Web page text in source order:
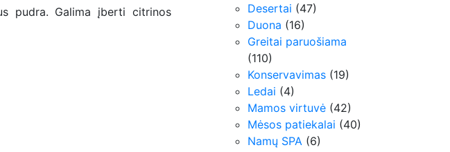
pudra. Galima įberti citrinos
Desertai (47)
Duona (16)
Greitai paruošiama
(110)
Konservavimas (19)
Ledai (4)
Mamos virtuvė (42)
Mėsos patiekalai (40)
Namų SPA (6)